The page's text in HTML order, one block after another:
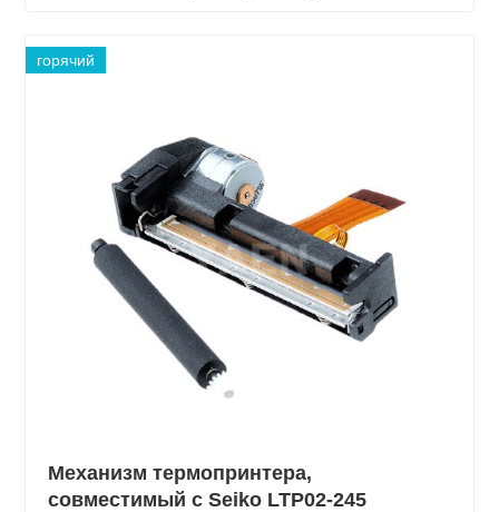
горячий
Механизм термопринтера,
совместимый с Seiko LTP02-245